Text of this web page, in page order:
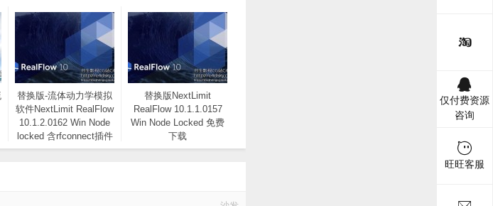
替换版-流体动力学模拟
软件NextLimit RealFlow
10.1.2.0162 Win Node
locked 含rfconnect插件
免费下载
替换版NextLimit
RealFlow 10.1.1.0157
Win Node Locked 免费
下载
仅付费资源
咨询
旺旺客服